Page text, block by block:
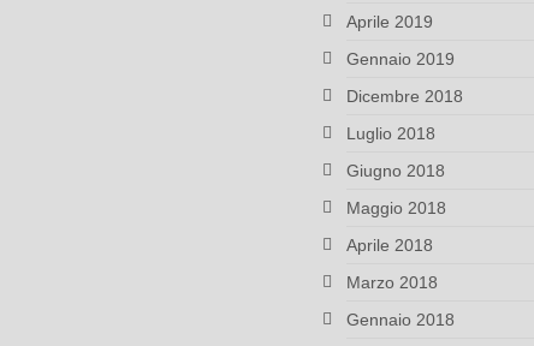
Aprile 2019
Gennaio 2019
Dicembre 2018
Luglio 2018
Giugno 2018
Maggio 2018
Aprile 2018
Marzo 2018
Gennaio 2018